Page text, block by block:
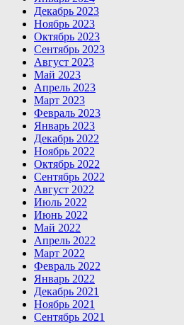
Декабрь 2023
Ноябрь 2023
Октябрь 2023
Сентябрь 2023
Август 2023
Май 2023
Апрель 2023
Март 2023
Февраль 2023
Январь 2023
Декабрь 2022
Ноябрь 2022
Октябрь 2022
Сентябрь 2022
Август 2022
Июль 2022
Июнь 2022
Май 2022
Апрель 2022
Март 2022
Февраль 2022
Январь 2022
Декабрь 2021
Ноябрь 2021
Сентябрь 2021